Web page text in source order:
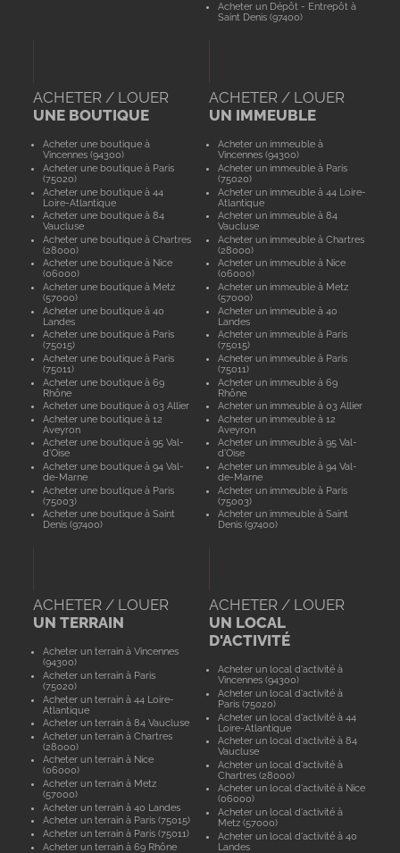
Acheter un Dépôt - Entrepôt à
Saint Denis (97400)
ACHETER / LOUER
UNE BOUTIQUE
Acheter une boutique à
Vincennes (94300)
Acheter une boutique à Paris
(75020)
Acheter une boutique à 44
Loire-Atlantique
Acheter une boutique à 84
Vaucluse
Acheter une boutique à Chartres
(28000)
Acheter une boutique à Nice
(06000)
Acheter une boutique à Metz
(57000)
Acheter une boutique à 40
Landes
Acheter une boutique à Paris
(75015)
Acheter une boutique à Paris
(75011)
Acheter une boutique à 69
Rhône
Acheter une boutique à 03 Allier
Acheter une boutique à 12
Aveyron
Acheter une boutique à 95 Val-
d'Oise
Acheter une boutique à 94 Val-
de-Marne
Acheter une boutique à Paris
(75003)
Acheter une boutique à Saint
Denis (97400)
ACHETER / LOUER
UN IMMEUBLE
Acheter un immeuble à
Vincennes (94300)
Acheter un immeuble à Paris
(75020)
Acheter un immeuble à 44 Loire-
Atlantique
Acheter un immeuble à 84
Vaucluse
Acheter un immeuble à Chartres
(28000)
Acheter un immeuble à Nice
(06000)
Acheter un immeuble à Metz
(57000)
Acheter un immeuble à 40
Landes
Acheter un immeuble à Paris
(75015)
Acheter un immeuble à Paris
(75011)
Acheter un immeuble à 69
Rhône
Acheter un immeuble à 03 Allier
Acheter un immeuble à 12
Aveyron
Acheter un immeuble à 95 Val-
d'Oise
Acheter un immeuble à 94 Val-
de-Marne
Acheter un immeuble à Paris
(75003)
Acheter un immeuble à Saint
Denis (97400)
ACHETER / LOUER
UN TERRAIN
Acheter un terrain à Vincennes
(94300)
Acheter un terrain à Paris
(75020)
Acheter un terrain à 44 Loire-
Atlantique
Acheter un terrain à 84 Vaucluse
Acheter un terrain à Chartres
(28000)
Acheter un terrain à Nice
(06000)
Acheter un terrain à Metz
(57000)
Acheter un terrain à 40 Landes
Acheter un terrain à Paris (75015)
Acheter un terrain à Paris (75011)
Acheter un terrain à 69 Rhône
ACHETER / LOUER
UN LOCAL
D'ACTIVITÉ
Acheter un local d'activité à
Vincennes (94300)
Acheter un local d'activité à
Paris (75020)
Acheter un local d'activité à 44
Loire-Atlantique
Acheter un local d'activité à 84
Vaucluse
Acheter un local d'activité à
Chartres (28000)
Acheter un local d'activité à Nice
(06000)
Acheter un local d'activité à
Metz (57000)
Acheter un local d'activité à 40
Landes